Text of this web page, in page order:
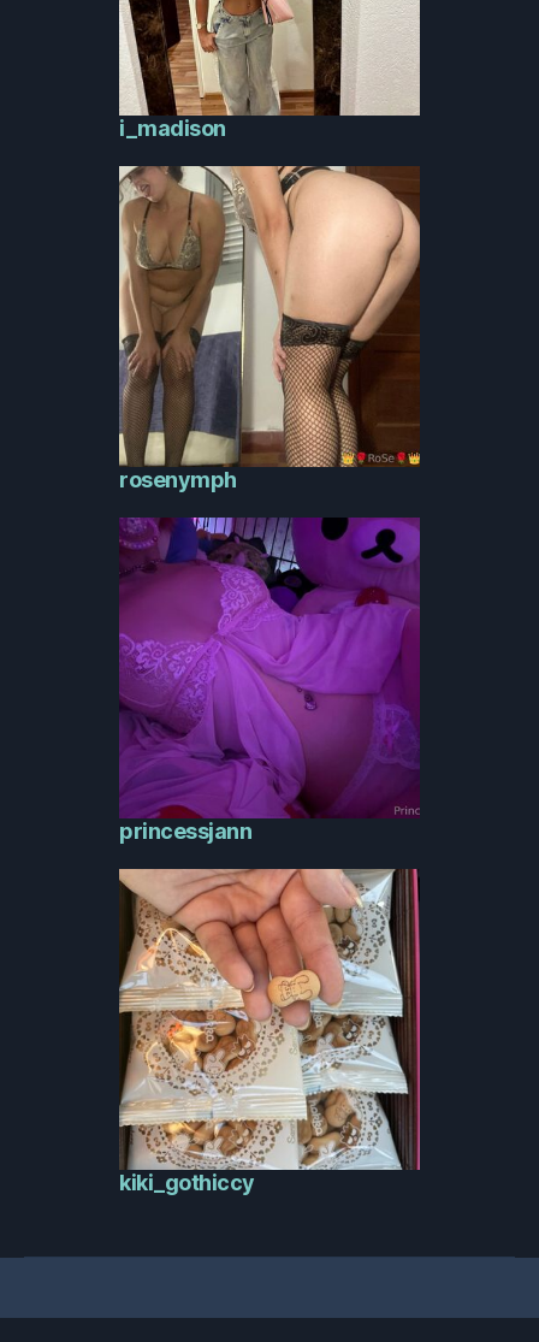
i_madison
rosenymph
princessjann
kiki_gothiccy